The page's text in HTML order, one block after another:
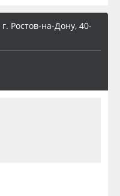
Ростов-на-Дону, 40-